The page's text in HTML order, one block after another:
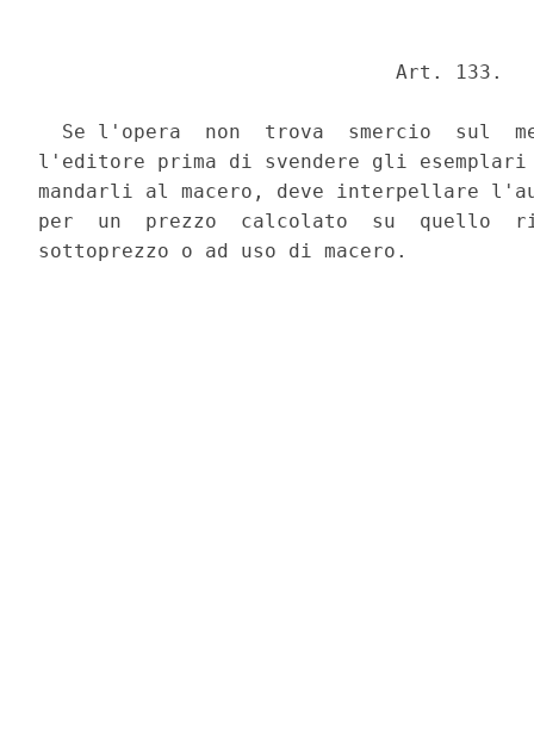
                              Art. 133.
Se l'opera  non  trova  smercio  sul
l'editore prima di svendere gli
mandarli al macero, deve interpellare
per  un  prezzo  calcolato  su  quello